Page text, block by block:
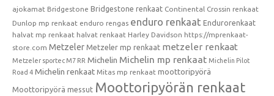
ajokamat Bridgestone Bridgestone renkaat Continental Crossin renkaat
Dunlop mp renkaat enduro rengas enduro renkaat Endurorenkaat
halvat mp renkaat halvat renkaat Harley Davidson https://mprenkaat-
store.com Metzeler Metzeler mp renkaat metzeler renkaat
Metzeler sportec M7 RR Michelin Michelin mp renkaat Michelin Pilot
Road 4 Michelin renkaat Mitas mp renkaat moottoripyörä
Moottoripyörä messut Moottoripyörän renkaat